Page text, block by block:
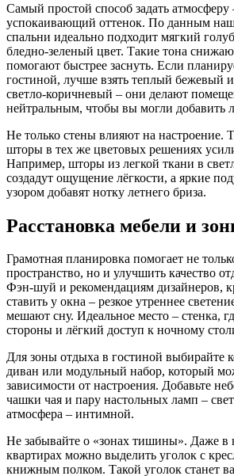
Самый простой способ задать атмосферу
успокаивающий оттенок. По данным
спальни идеально подходит мягкий
бледно‑зеленый цвет. Такие тона
помогают быстрее заснуть. Если
гостиной, лучше взять теплый бежевый
светло‑коричневый – они делают
нейтральным, чтобы вы могли добавить
Не только стены влияют на настроение.
шторы в тех же цветовых решениях
Например, шторы из легкой ткани в
создадут ощущение лёгкости, а яркие
узором добавят нотку летнего бриза.
Расстановка мебели и
Грамотная планировка помогает не
пространство, но и улучшить качество
Фэн‑шуй и рекомендациям дизайнеров,
ставить у окна – резкое утреннее
мешают сну. Идеальное место – стенка,
стороны и лёгкий доступ к ночному
Для зоны отдыха в гостиной выбирайте
диван или модульный набор, который
зависимости от настроения. Добавьте
чашки чая и пару настольных ламп –
атмосфера – интимной.
Не забывайте о «зонах тишины». Даже в
квартирах можно выделить уголок с
книжным полком. Такой уголок станет